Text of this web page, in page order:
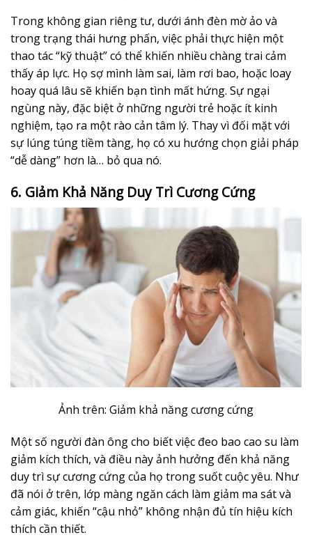
Trong không gian riêng tư, dưới ánh đèn mờ ảo và
trong trạng thái hưng phấn, việc phải thực hiện một
thao tác “kỹ thuật” có thể khiến nhiều chàng trai cảm
thấy áp lực. Họ sợ mình làm sai, làm rơi bao, hoặc loay
hoay quá lâu sẽ khiến bạn tình mất hứng. Sự ngại
ngùng này, đặc biệt ở những người trẻ hoặc ít kinh
nghiệm, tạo ra một rào cản tâm lý. Thay vì đối mặt với
sự lúng túng tiềm tàng, họ có xu hướng chọn giải pháp
“dễ dàng” hơn là… bỏ qua nó.
6. Giảm Khả Năng Duy Trì Cương Cứng
Ảnh trên: Giảm khả năng cương cứng
Một số người đàn ông cho biết việc đeo bao cao su làm
giảm kích thích, và điều này ảnh hưởng đến khả năng
duy trì sự cương cứng của họ trong suốt cuộc yêu. Như
đã nói ở trên, lớp màng ngăn cách làm giảm ma sát và
cảm giác, khiến “cậu nhỏ” không nhận đủ tín hiệu kích
thích cần thiết.